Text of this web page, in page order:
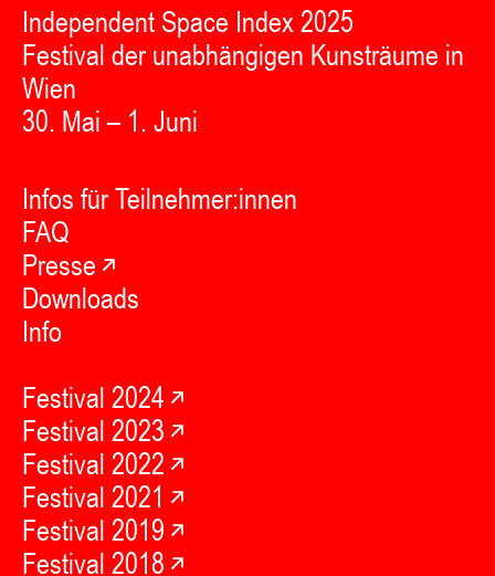
Independent Space Index 2025
Festival der unabhängigen Kunsträume in
Wien
30. Mai – 1. Juni
Infos für Teilnehmer:innen
FAQ
Presse
Downloads
Info
Festival 2024
Festival 2023
Festival 2022
Festival 2021
Festival 2019
Festival 2018